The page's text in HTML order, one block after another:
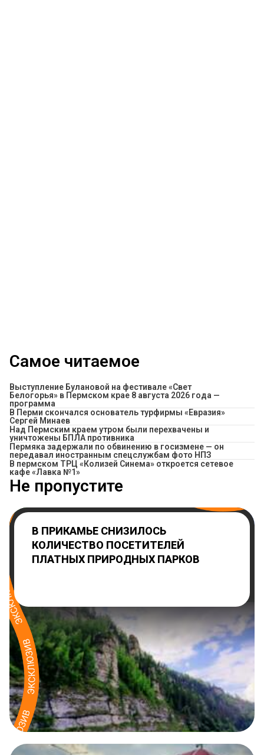
Самое читаемое
Выступление Булановой на фестивале «Свет
Белогорья» в Пермском крае 8 августа 2026 года —
программа
В Перми скончался основатель турфирмы «Евразия»
Сергей Минаев
Над Пермским краем утром были перехвачены и
уничтожены БПЛА противника
Пермяка задержали по обвинению в госизмене — он
передавал иностранным спецслужбам фото НПЗ
​В пермском ТРЦ «Колизей Синема» откроется сетевое
кафе «Лавка №1»
Не пропустите
В ПРИКАМЬЕ СНИЗИЛОСЬ
КОЛИЧЕСТВО ПОСЕТИТЕЛЕЙ
ПЛАТНЫХ ПРИРОДНЫХ ПАРКОВ